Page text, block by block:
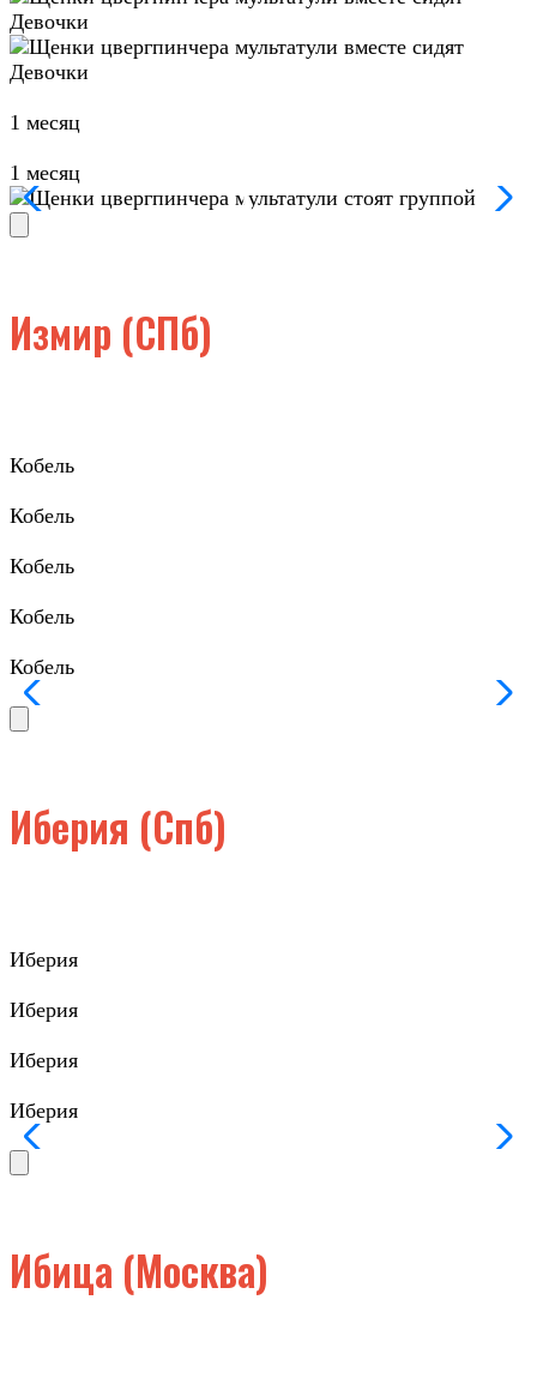
Девочки
Девочки
1 месяц
1 месяц
Измир (СПб)
Кобель
Кобель
Кобель
Кобель
Кобель
Иберия (Спб)
Иберия
Иберия
Иберия
Иберия
Ибица (Москва)